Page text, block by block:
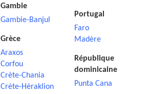
Gambie
Gambie-Banjul
Grèce
Araxos
Corfou
Crète-Chania
Crète-Héraklion
Portugal
Faro
Madère
République
dominicaine
Punta Cana